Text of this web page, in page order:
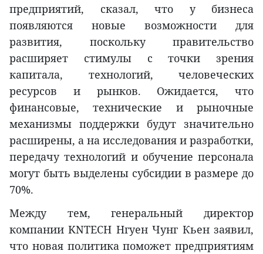
предприятий, сказал, что у бизнеса
появляются новые возможности для
развития, поскольку правительство
расширяет стимулы с точки зрения
капитала, технологий, человеческих
ресурсов и рынков. Ожидается, что
финансовые, технические и рыночные
механизмы поддержки будут значительно
расширены, а на исследования и разработки,
передачу технологий и обучение персонала
могут быть выделены субсидии в размере до
70%.
Между тем, генеральный директор
компании KNTECH Нгуен Чунг Кьен заявил,
что новая политика поможет предприятиям